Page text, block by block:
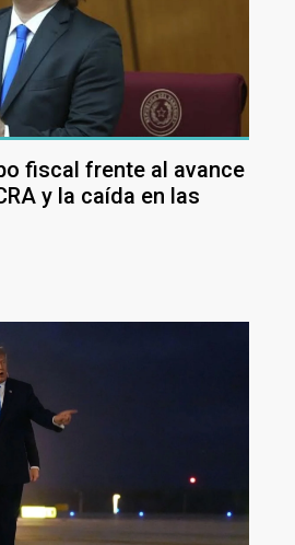
fiscal frente al avance
y la caída en las